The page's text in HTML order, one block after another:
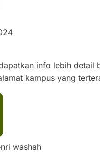
info lebih detail
kampus yang
washah